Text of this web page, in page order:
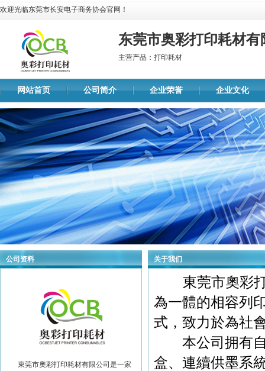
欢迎光临东莞市长安电子商务协会官网！
东莞市奥彩打印耗材有
主营产品：打印耗材
网站首页 公司简介 企业荣誉 企业文化
公司资料
東莞市奧彩打印耗材有限公司是一家
关于我们
東莞市奧彩打
為一體的相容列
式，致力於為社
本公司拥有自
盒、連續供墨系